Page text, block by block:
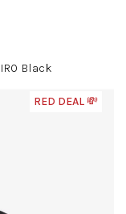
košík
Black
RED DEAL 💸